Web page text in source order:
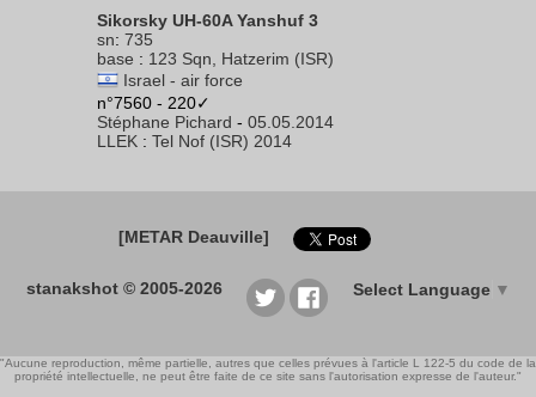
Sikorsky UH-60A Yanshuf 3
sn: 735
base : 123 Sqn, Hatzerim (ISR)
Israel - air force
n°7560 - 220✓
Stéphane Pichard - 05.05.2014
LLEK : Tel Nof (ISR) 2014
[METAR Deauville]
stanakshot © 2005-2026 Select Language ▼
"Aucune reproduction, même partielle, autres que celles prévues à l'article L 122-5 du code de la
propriété intellectuelle, ne peut être faite de ce site sans l'autorisation expresse de l'auteur."